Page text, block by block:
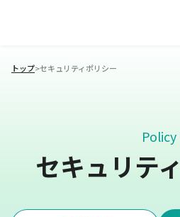
トップ>セキュリティポリシー
Policy
セキュリテ